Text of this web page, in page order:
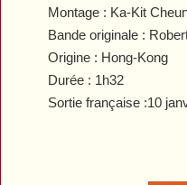
Montage : Ka-Kit
Bande originale :
Origine : Hong-Kong
Durée : 1h32
Sortie française :10